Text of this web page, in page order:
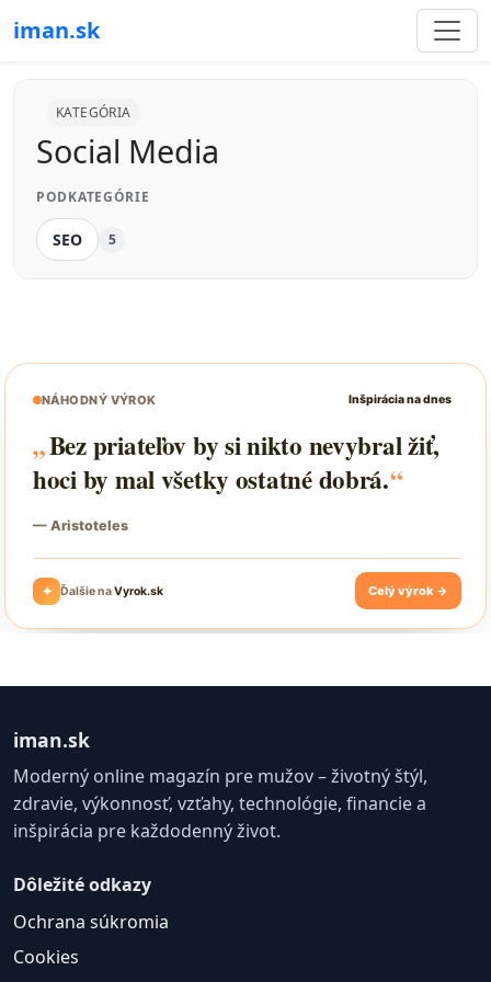
iman.sk
KATEGÓRIA
Social Media
PODKATEGÓRIE
SEO 5
iman.sk
Moderný online magazín pre mužov – životný štýl,
zdravie, výkonnosť, vzťahy, technológie, financie a
inšpirácia pre každodenný život.
Dôležité odkazy
Ochrana súkromia
Cookies